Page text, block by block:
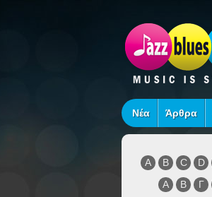
Νέα Άρθρα
A B C D
Α
Β Γ